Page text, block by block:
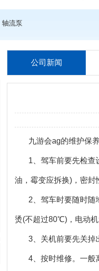
轴流泵
公司新闻
九游会ag的维护保
1、驾车前要先检查
油，霉变应拆换)，密封
2、驾车时要随时随
烫(不超过80℃)，电动
3、关机前要先关掉
4、按时维修。一般